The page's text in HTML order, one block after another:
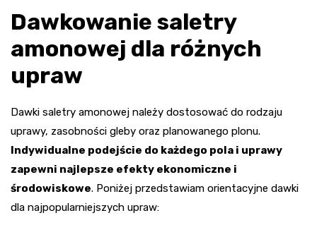
Dawkowanie saletry
amonowej dla różnych
upraw
Dawki saletry amonowej należy dostosować do rodzaju
uprawy, zasobności gleby oraz planowanego plonu.
Indywidualne podejście do każdego pola i uprawy
zapewni najlepsze efekty ekonomiczne i
środowiskowe. Poniżej przedstawiam orientacyjne dawki
dla najpopularniejszych upraw: